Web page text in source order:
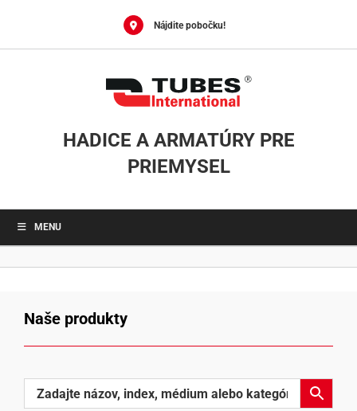
Nájdite pobočku!
HADICE A ARMATÚRY PRE
PRIEMYSEL
MENU
Naše produkty